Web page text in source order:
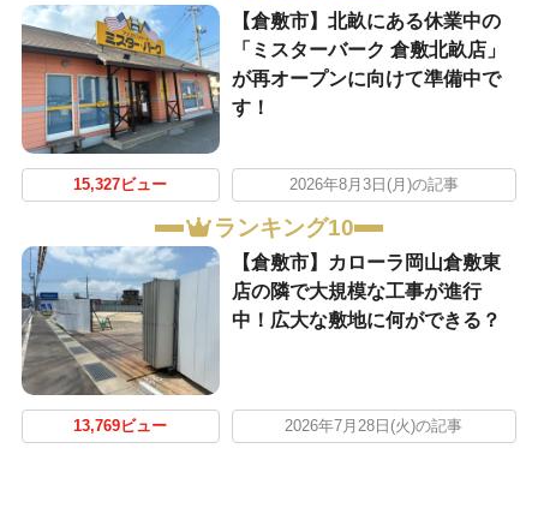
【倉敷市】北畝にある休業中の
「ミスターバーク 倉敷北畝店」
が再オープンに向けて準備中で
す！
15,327ビュー 2026年8月3日(月)の記事
ランキング10
【倉敷市】カローラ岡山倉敷東
店の隣で大規模な工事が進行
中！広大な敷地に何ができる？
13,769ビュー 2026年7月28日(火)の記事